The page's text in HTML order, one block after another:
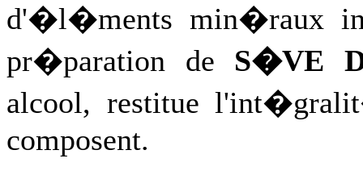
d'�l�ments min�raux
pr�paration de S�VE
alcool, restitue
composent.